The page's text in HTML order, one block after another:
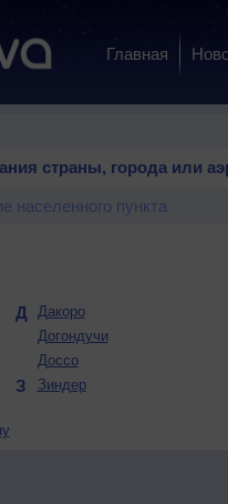
Главная
страны, города или
Д
Дакоро
Догондучи
Доссо
З Зиндер